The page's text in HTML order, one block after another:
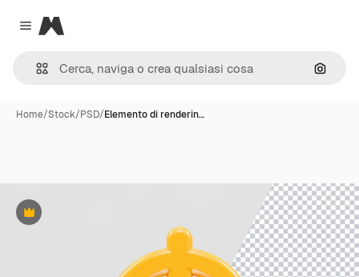
Close menu
Magnific
Cerca
Home/Stock/PSD/Elemento di renderin…
Premium